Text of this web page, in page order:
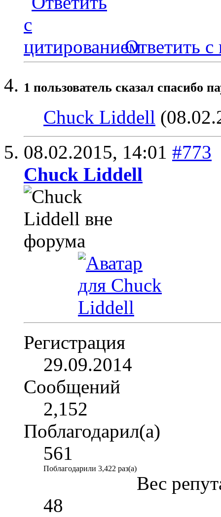
Ответить с
1 пользователь сказал cпасибо
Chuck Liddell
08.02.2015, 14:01 #773
Chuck Liddell
Регистрация
29.09.2014
Сообщений
2,152
Поблагодарил(а)
561
Поблагодарили 3,422 раз(а)
Вес
48